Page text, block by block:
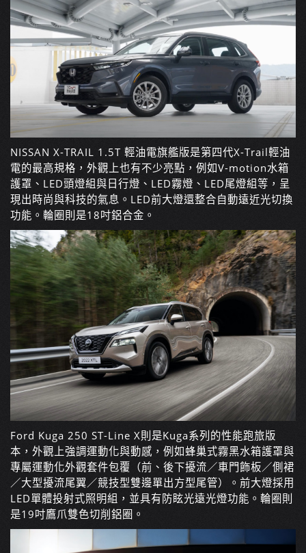
NISSAN X-TRAIL 1.5T 輕油電旗艦版是第四代X-Trail輕油
電的最高規格，外觀上也有不少亮點，例如V-motion水箱
護罩、 LED頭燈組與日行燈、 LED霧燈、 LED尾燈組等，呈
現出時尚與科技的氣息。 LED前大燈還整合自動遠近光切換
功能。輪圈則是18吋鋁合金。
Ford Kuga 250 ST-Line X則是Kuga系列的性能跑旅版
本，外觀上強調運動化與動感，例如蜂巢式霧黑水箱護罩與
專屬運動化外觀套件包覆（前、後下擾流／車門飾板／側裙
／大型擾流尾翼／競技型雙邊單出方型尾管）。前大燈採用
LED單體投射式照明組，並具有防眩光遠光燈功能。輪圈則
是19吋鷹爪雙色切削鋁圈。